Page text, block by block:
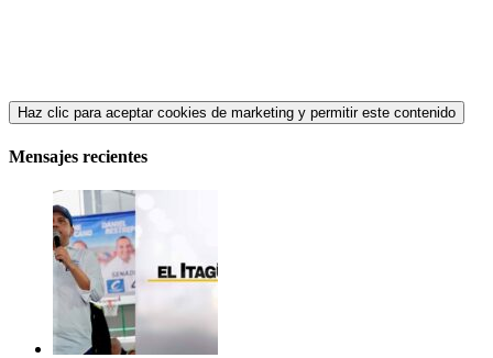
Haz clic para aceptar cookies de marketing y permitir este contenido
Mensajes recientes